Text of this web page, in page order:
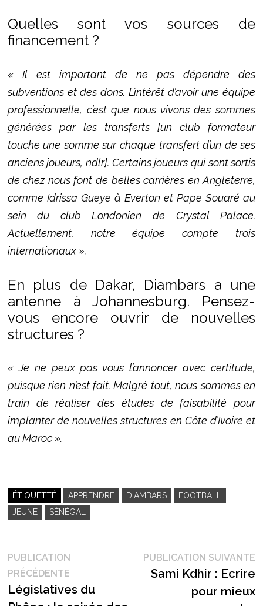
Quelles sont vos sources de
financement ?
« Il est important de ne pas dépendre des
subventions et des dons. L’intérêt d’avoir une équipe
professionnelle, c’est que nous vivons des sommes
générées par les transferts [un club formateur
touche une somme sur chaque transfert d’un de ses
anciens joueurs, ndlr]. Certains joueurs qui sont sortis
de chez nous font de belles carrières en Angleterre,
comme Idrissa Gueye à Everton et Pape Souaré au
sein du club Londonien de Crystal Palace.
Actuellement, notre équipe compte trois
internationaux ».
En plus de Dakar, Diambars a une
antenne à Johannesburg. Pensez-
vous encore ouvrir de nouvelles
structures ?
« Je ne peux pas vous l’annoncer avec certitude,
puisque rien n’est fait. Malgré tout, nous sommes en
train de réaliser des études de faisabilité pour
implanter de nouvelles structures en Côte d’Ivoire et
au Maroc ».
ÉTIQUETTÉ APPRENDRE DIAMBARS
FOOTBALL
JEUNE
SÉNÉGAL
Navigation
de
PUBLICATION
PRÉCÉDENTEPublication
précédente :
Législatives du
PUBLICATION SUIVANTE
Sami Kdhir : Ecrire
pour mieux